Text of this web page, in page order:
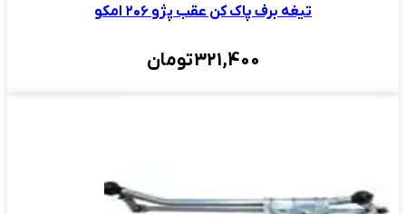
تیغه برف پاک کن عقب پژو ۲۰۶ امکو
321,400تومان